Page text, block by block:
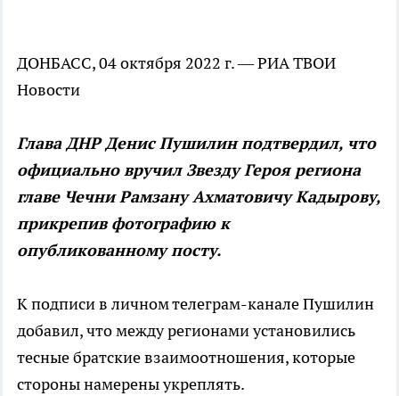
ДОНБАСС, 04 октября 2022 г. — РИА ТВОИ
Новости
Глава ДНР Денис Пушилин подтвердил, что
официально вручил Звезду Героя региона
главе Чечни Рамзану Ахматовичу Кадырову,
прикрепив фотографию к
опубликованному посту.
К подписи в личном телеграм-канале Пушилин
добавил, что между регионами установились
тесные братские взаимоотношения, которые
стороны намерены укреплять.